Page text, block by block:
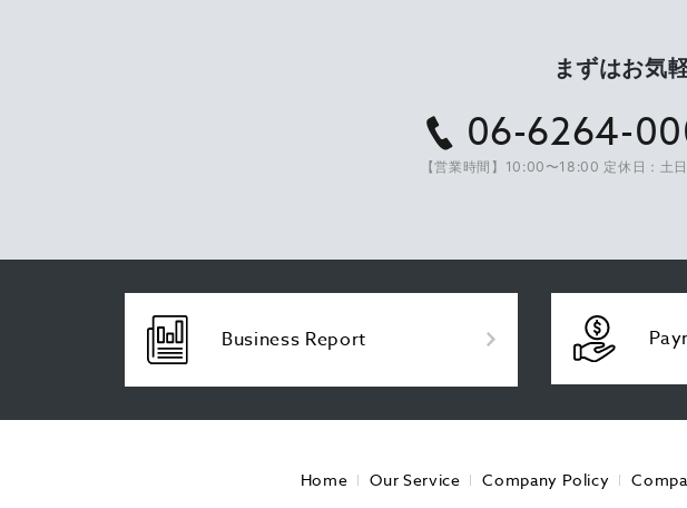
まずはお気
06-6264-
【営業時間】10:00〜18:00 定休日：土
Business Report
Home Our Service Company Policy